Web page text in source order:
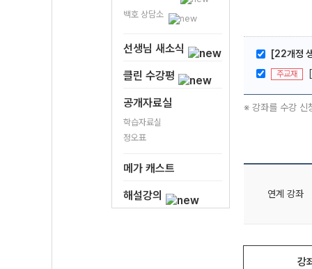
백호 상담소
선생님 새소식
클린 수강평
공개자료실
학습자료실
정오표
메가 캐스트
해설강의
[22개정
주교재
※ 강좌를 수강 신
연계 강좌
강